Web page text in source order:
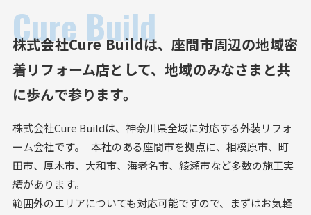
Cure Build
株式会社Cure Buildは、座間市周辺の地域密
着リフォーム店として、地域のみなさまと共
に歩んで参ります。
株式会社Cure Buildは、神奈川県全域に対応する外装リフォ
ーム会社です。 本社のある座間市を拠点に、相模原市、町
田市、厚木市、大和市、海老名市、綾瀬市など多数の施工実
績があります。
範囲外のエリアについても対応可能ですので、まずはお気軽